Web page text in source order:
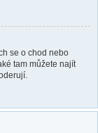
se o chod nebo
tam můžete najít